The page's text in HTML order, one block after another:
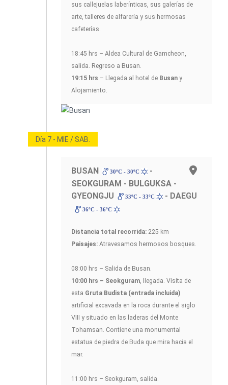
sus callejuelas laberínticas, sus galerías de
arte, talleres de alfarería y sus hermosas
cafeterías.
18:45 hrs – Aldea Cultural de Gamcheon,
salida. Regreso a Busan.
19:15 hrs – Llegada al hotel de Busan y
Alojamiento.
Día 7 - MIE / SAB.
BUSAN 30ºC - 30ºC
-
SEOKGURAM - BULGUKSA -
GYEONGJU
33ºC - 33ºC - DAEGU
36ºC - 36ºC
Distancia total recorrida: 225 km
Paisajes: Atravesamos hermosos bosques.
08:00 hrs – Salida de Busan.
10:00 hrs – Seokguram , llegada. Visita de
esta Gruta Budista (entrada incluida)
artificial excavada en la roca durante el siglo
VIII y situado en las laderas del Monte
Tohamsan. Contiene una monumental
estatua de piedra de Buda que mira hacia el
mar.
11:00 hrs – Seokguram, salida.